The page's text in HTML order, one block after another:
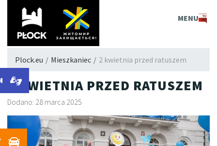
MENU
Plock.eu / Mieszkaniec / 2 kwietnia przed ratuszem
2 KWIETNIA PRZED RATUSZEM
Dodano: 28 marca 2025